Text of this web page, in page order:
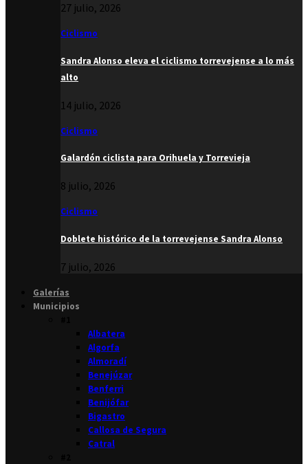
27 julio, 2026
Ciclismo
Sandra Alonso eleva el ciclismo torrevejense a lo más
alto
14 julio, 2026
Ciclismo
Galardón ciclista para Orihuela y Torrevieja
8 julio, 2026
Ciclismo
Doblete histórico de la torrevejense Sandra Alonso
7 julio, 2026
Galerías
Municipios
Albatera
Algorfa
Almoradí
Benejúzar
Benferri
Benijófar
Bigastro
Callosa de Segura
Catral